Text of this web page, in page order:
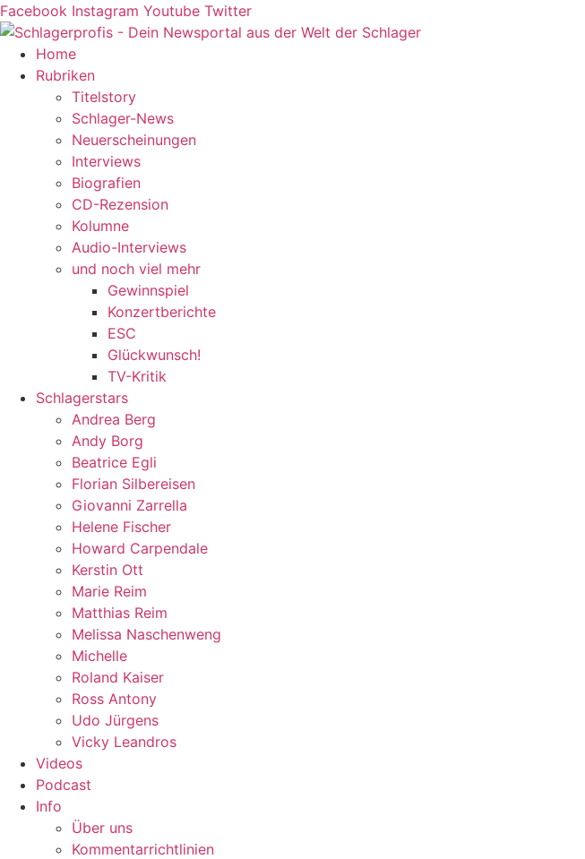
Zum
Inhalt
springen
Facebook Instagram Youtube Twitter
Home
Rubriken
Titelstory
Schlager-News
Neuerscheinungen
Interviews
Biografien
CD-Rezension
Kolumne
Audio-Interviews
und noch viel mehr
Gewinnspiel
Konzertberichte
ESC
Glückwunsch!
TV-Kritik
Schlagerstars
Andrea Berg
Andy Borg
Beatrice Egli
Florian Silbereisen
Giovanni Zarrella
Helene Fischer
Howard Carpendale
Kerstin Ott
Marie Reim
Matthias Reim
Melissa Naschenweng
Michelle
Roland Kaiser
Ross Antony
Udo Jürgens
Vicky Leandros
Videos
Podcast
Info
Über uns
Kommentarrichtlinien